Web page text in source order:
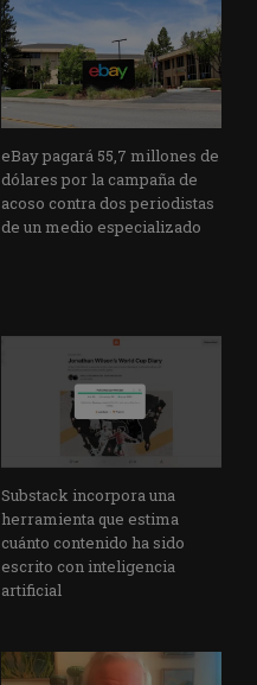
eBay pagará 55,7 millones de
dólares por la campaña de
acoso contra dos periodistas
de un medio especializado
Substack incorpora una
herramienta que estima
cuánto contenido ha sido
escrito con inteligencia
artificial